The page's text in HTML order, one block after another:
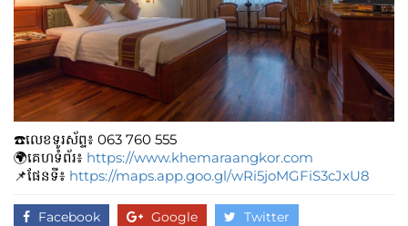
☎️លេខទូរស័ព្ទ៖​​ 063 760 555
🌍គេហទំព័រ៖ https://www.khemaraangkor.com
📌ផែនទី៖ https://maps.app.goo.gl/wRi5joMGFiS3cJxU8
Facebook Google Twitter